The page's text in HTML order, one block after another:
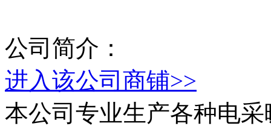
公司简介：
进入该公司商铺>>
本公司专业生产各种电